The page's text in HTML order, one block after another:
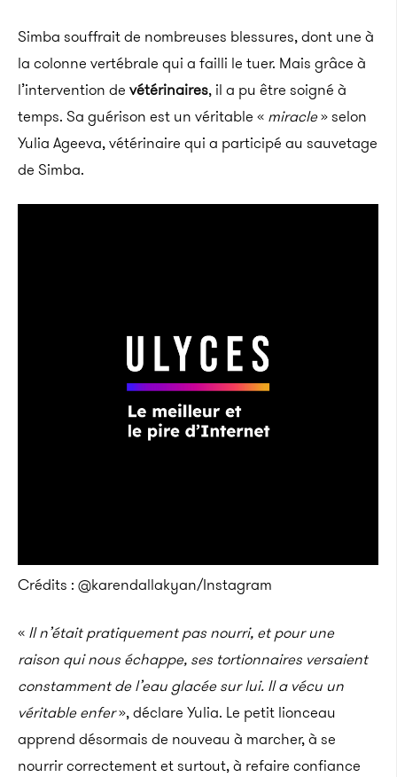
Simba souffrait de nombreuses blessures, dont une à
la colonne vertébrale qui a failli le tuer. Mais grâce à
l’intervention de vétérinaires, il a pu être soigné à
temps. Sa guérison est un véritable « miracle» selon
Yulia Ageeva, vétérinaire qui a participé au sauvetage
de Simba.
Crédits : @karendallakyan/Instagram
« Il n’était pratiquement pas nourri, et pour une
raison qui nous échappe, ses tortionnaires versaient
constamment de l’eau glacée sur lui. Il a vécu un
véritable enfer», déclare Yulia. Le petit lionceau
apprend désormais de nouveau à marcher, à se
nourrir correctement et surtout, à refaire confiance